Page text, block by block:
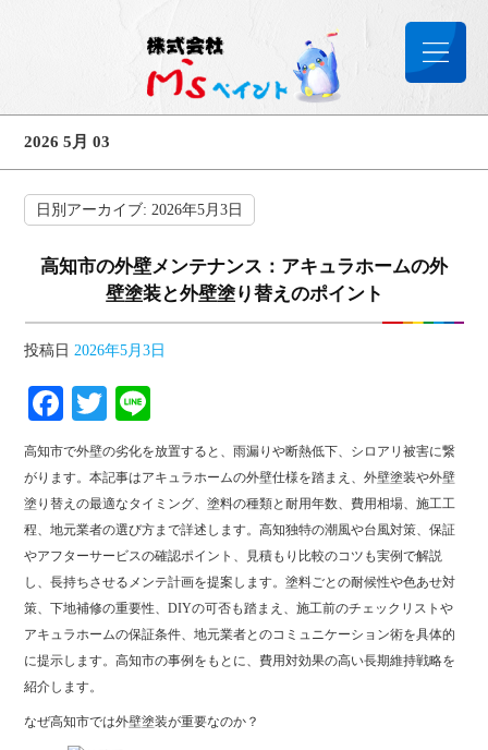
2026 5月 03
日別アーカイブ:2026年5月3日
高知市の外壁メンテナンス：アキュラホームの外
壁塗装と外壁塗り替えのポイント
投稿日 2026年5月3日
Facebook
Twitter
高知市で外壁の劣化を放置すると、雨漏りや断熱低下、シロアリ被害に繋
がります。本記事はアキュラホームの外壁仕様を踏まえ、外壁塗装や外壁
塗り替えの最適なタイミング、塗料の種類と耐用年数、費用相場、施工工
程、地元業者の選び方まで詳述します。高知独特の潮風や台風対策、保証
やアフターサービスの確認ポイント、見積もり比較のコツも実例で解説
し、長持ちさせるメンテ計画を提案します。塗料ごとの耐候性や色あせ対
策、下地補修の重要性、DIYの可否も踏まえ、施工前のチェックリストや
アキュラホームの保証条件、地元業者とのコミュニケーション術を具体的
に提示します。高知市の事例をもとに、費用対効果の高い長期維持戦略を
紹介します。
なぜ高知市では外壁塗装が重要なのか？